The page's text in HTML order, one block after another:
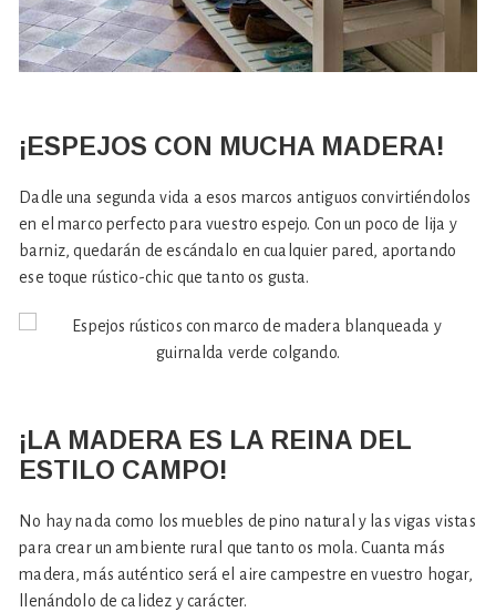
¡ESPEJOS CON MUCHA MADERA!
Dadle una segunda vida a esos marcos antiguos convirtiéndolos
en el marco perfecto para vuestro espejo. Con un poco de lija y
barniz, quedarán de escándalo en cualquier pared, aportando
ese toque rústico-chic que tanto os gusta.
¡LA MADERA ES LA REINA DEL
ESTILO CAMPO!
No hay nada como los muebles de pino natural y las vigas vistas
para crear un ambiente rural que tanto os mola. Cuanta más
madera, más auténtico será el aire campestre en vuestro hogar,
llenándolo de calidez y carácter.